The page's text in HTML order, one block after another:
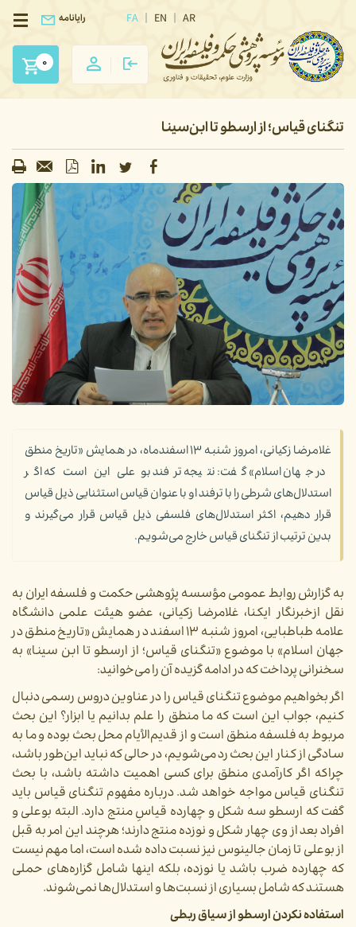
FA EN AR رایانامه
0
تنگنای قیاس؛ از ارسطو تا ابن‌سینا
غلامرضا زکیانی، امروز شنبه ۱۳ اسفندماه، در همایش «تاریخ منطق
در جهان اسلام» گفت: نتیجه ترفند بوعلی این است که اگر
استدلال‌های شرطی را با ترفند او با عنوان قیاس استثنایی ذیل قیاس
قرار دهیم، اکثر استدلال‌های فلسفی ذیل قیاس قرار می‌گیرند و
بدین ترتیب از تنگنای قیاس خارج می‌شویم.
به گزارش روابط عمومی مؤسسه پژوهشی حکمت و فلسفه ایران به
نقل ازخبرنگار ایکنا، غلامرضا زکیانی، عضو هیئت علمی دانشگاه
علامه طباطبایی، امروز شنبه ۱۳ اسفند در همایش «تاریخ منطق در
جهان اسلام» با موضوع «تنگنای قیاس؛ از ارسطو تا ابن ‌سینا» به
سخنرانی پرداخت که در ادامه گزیده آن را می‌خوانید:
اگر بخواهیم موضوع تنگنای قیاس را در عناوین دروس رسمی دنبال
کنیم، جواب این است که ما منطق را علم بدانیم یا ابزار؟ این بحث
مربوط به فلسفه منطق است و از قدیم‌الأیام محل بحث بوده و ما به
سادگی از کنار این بحث رد می‌‌شویم، در حالی که نباید این‌طور باشد،
چراکه اگر کارآمدی منطق برای کسی اهمیت داشته باشد، با بحث
تنگنای قیاس مواجه خواهد شد. درباره مفهوم تنگنای قیاس باید
گفت که ارسطو سه شکل و چهارده قیاسِ منتج دارد. البته بوعلی و
افراد بعد از وی چهار شکل و نوزده منتج دارند؛ هرچند این امر به قبل
از بوعلی تا زمان جالینوس نیز نسبت داده شده است، اما مهم نیست
که چهارده ضرب باشد یا نوزده، بلکه اینها شامل گزاره‌های حملی
هستند که شامل بسیاری از نسبت‌ها و استدلال‌ها نمی‌شوند.
استفاده نکردن ارسطو از سیاق ربطی